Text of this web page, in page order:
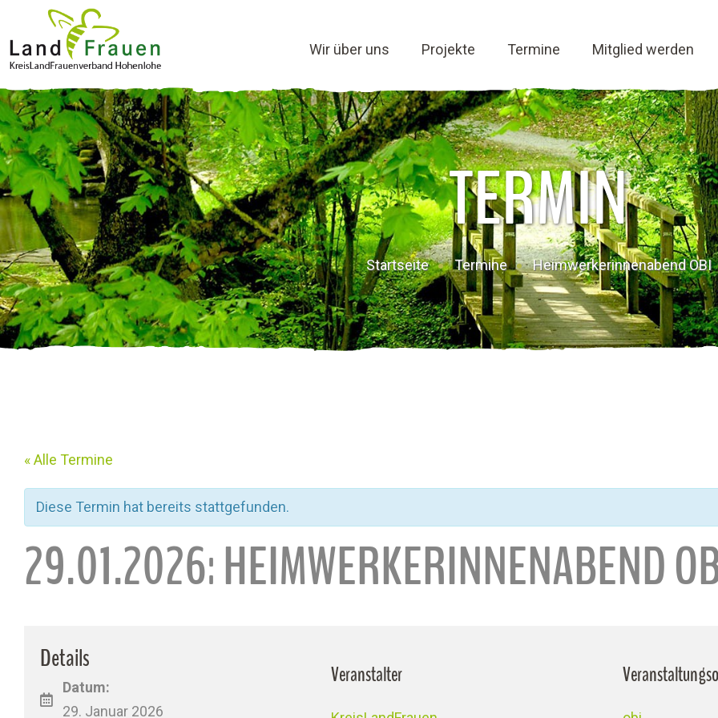
Wir über uns Projekte Termine Mitglied werden
TERMIN
Startseite Termine Heimwerkerinnenabend OBI
« Alle Termine
Diese Termin hat bereits stattgefunden.
29.01.2026: HEIMWERKERINNENABEND
Details
Datum:
29. Januar 2026
Veranstalter